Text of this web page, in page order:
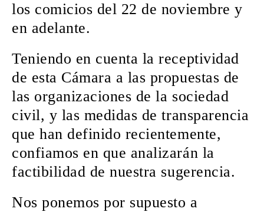
los comicios del 22 de noviembre y
en adelante.
Teniendo en cuenta la receptividad
de esta Cámara a las propuestas de
las organizaciones de la sociedad
civil, y las medidas de transparencia
que han definido recientemente,
confiamos en que analizarán la
factibilidad de nuestra sugerencia.
Nos ponemos por supuesto a